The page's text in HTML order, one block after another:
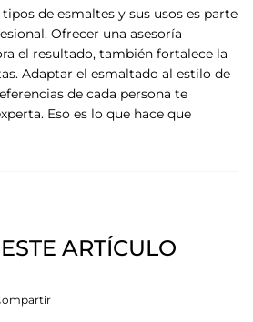
de esmaltes y sus usos es parte
Ofrecer una asesoría
el resultado, también fortalece la
Adaptar el esmaltado al estilo de
de cada persona te
Eso es lo que hace que
ARTÍCULO